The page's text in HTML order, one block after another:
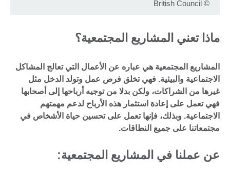
©
British Council
ماذا تعني المشاريع المجتمعية؟
المشاريع المجتمعية هي عباره عن الأعمال التي تعالج المشاكل
الاجتماعية والبيئية. فهي تخلق فرص عمل وتولد الدخل مثل
غيرها من الشراكات، ولكن بدلا من توجيه أرباحها إلى أصحابها
فهي تعمل على إعادة استثمار هذه الأرباح لدعم مهمتهم
الاجتماعية. وبذلك، فإنها تعمل على تحسين حياة الأشخاص في
مجتمعاتنا على جميع النطاقات.
عن عملنا في المشاريع المجتمعية: